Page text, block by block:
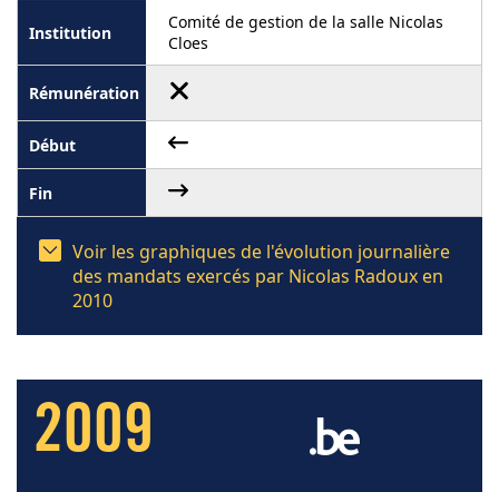
Comité de gestion de la salle Nicolas
Cloes
Voir les graphiques de l'évolution journalière
des mandats exercés par Nicolas Radoux en
2010
2009